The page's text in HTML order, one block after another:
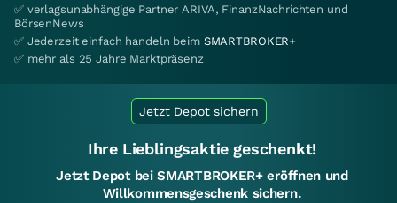
✅ verlagsunabhängige Partner ARIVA, FinanzNachrichten und
BörsenNews
✅ Jederzeit einfach handeln beim SMARTBROKER+
✅ mehr als 25 Jahre Marktpräsenz
Jetzt Depot sichern
Ihre Lieblingsaktie geschenkt!
Jetzt Depot bei SMARTBROKER+ eröffnen und
Willkommensgeschenk sichern.